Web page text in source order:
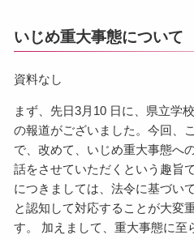
いじめ重大事態について
資料なし
まず、先日3月10 日に、県立学
の報道がございました。今回、
で、改めて、いじめ重大事態へ
話をさせていただくという趣旨
につきましては、法令に基づい
と認知して対応することが大変
す。 加えまして、重大事態に至